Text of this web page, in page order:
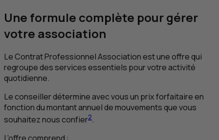
Une formule complète pour gérer
votre association
Le Contrat Professionnel Association est une offre qui
regroupe des services essentiels pour votre activité
quotidienne.
Le conseiller détermine avec vous un prix forfaitaire en
fonction du montant annuel de mouvements que vous
souhaitez nous confier2.